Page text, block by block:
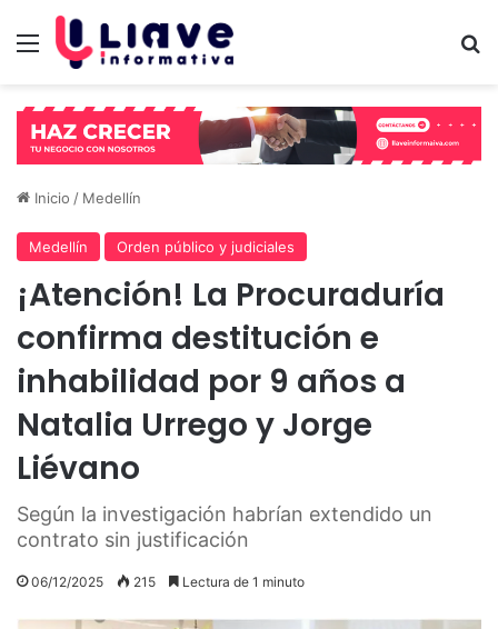
Menú
Inicio / Medellín
Medellín Orden público y judiciales
¡Atención! La Procuraduría
confirma destitución e
inhabilidad por 9 años a
Natalia Urrego y Jorge
Liévano
Según la investigación habrían extendido un
contrato sin justificación
06/12/2025 215 Lectura de 1 minuto